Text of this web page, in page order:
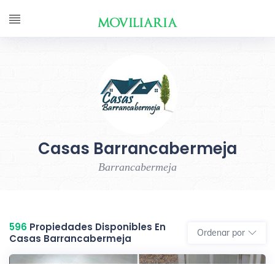
Casas Barrancabermeja
Barrancabermeja
596 Propiedades Disponibles En
Casas Barrancabermeja
Ordenar por